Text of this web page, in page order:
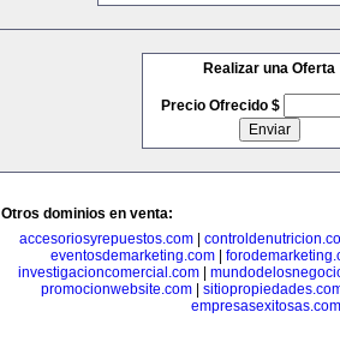
Realizar una Oferta
Precio Ofrecido $
Otros dominios en venta:
accesoriosyrepuestos.com
eventosdemarketing.com|
investigacioncomercial.com
promocionwebsite.com
empresasexitosas.com